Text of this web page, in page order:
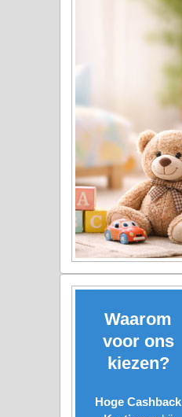
Waarom
voor ons
kiezen?
Hoge Cashback